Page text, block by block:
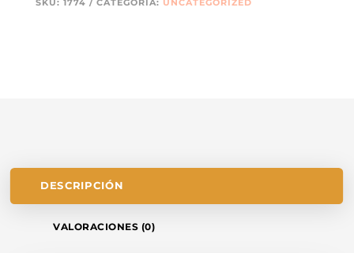
DESCRIPCIÓN
VALORACIONES (0)